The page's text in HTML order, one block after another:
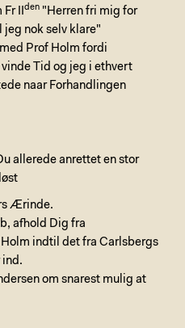
Fr IIden "Herren fri mig for
jeg nok selv klare"
Prof Holm fordi
Tid og jeg i ethvert
naar Forhandlingen
allerede anrettet en stor
Ærinde.
afhold Dig fra
indtil det fra Carlsbergs
ind.
om snarest mulig at